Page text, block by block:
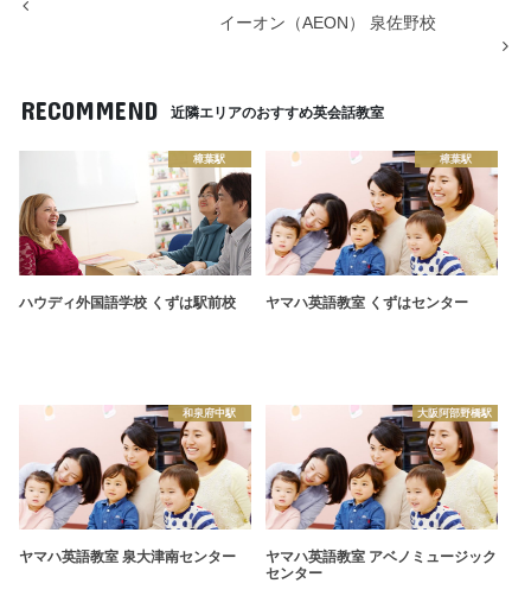
イーオン（AEON） 泉佐野校
RECOMMEND 近隣エリアのおすすめ英会話教室
樟葉駅
ハウディ外国語学校 くずは駅前校
樟葉駅
ヤマハ英語教室 くずはセンター
和泉府中駅
ヤマハ英語教室 泉大津南センター
大阪阿部野橋駅
ヤマハ英語教室 アベノミュージック
センター